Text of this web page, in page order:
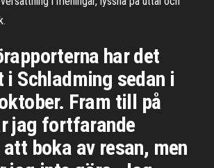
har det
i Schladming sedan i
Fram till på
jag fortfarande
boka av resan, men